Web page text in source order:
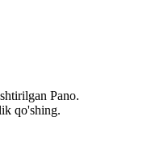
Pano.
qo'shing.